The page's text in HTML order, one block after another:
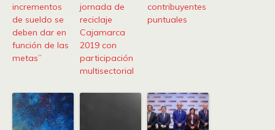
incrementos
de sueldo se
deben dar en
función de las
metas”
jornada de
reciclaje
Cajamarca
2019 con
participación
multisectorial
contribuyentes
puntuales